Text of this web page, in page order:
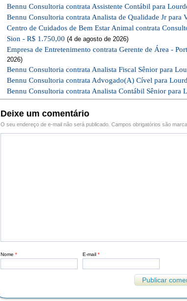
Bennu Consultoria contrata Assistente Contábil para
Bennu Consultoria contrata Analista de Qualidade Jr para
Centro de Cuidados de Bem Estar Animal contrata
Sion - R$ 1.750,00 (4 de agosto de 2026)
Empresa de Entretenimento contrata Gerente de Área -
2026)
Bennu Consultoria contrata Analista Fiscal Sênior para
Bennu Consultoria contrata Advogado(A) Cível para
Bennu Consultoria contrata Analista Contábil Sênior para
Deixe um comentário
O seu endereço de e-mail não será publicado. Campos obrigatórios são
Nome * E-mail *